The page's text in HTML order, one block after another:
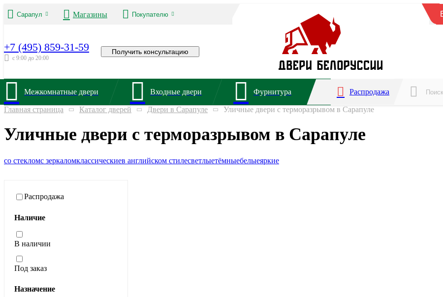
Сарапул Магазины Покупателю
+7 (495) 859-31-59
с 9:00 до 20:00
Получить консультацию
Межкомнатные двери Входные двери Фурнитура Распродажа
Главная страница Каталог дверей Двери в Сарапуле Уличные двери с терморазрывом в Сарапуле
Уличные двери с терморазрывом в Сарапуле
со стекломс зеркаломклассическиев английском стилесветлыетёмныебелыеяркие
Распродажа
Наличие
В наличии
Под заказ
Назначение